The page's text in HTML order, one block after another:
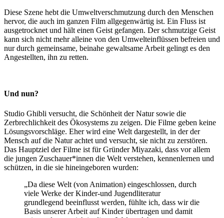
Diese Szene hebt die Umweltverschmutzung durch den Menschen
hervor, die auch im ganzen Film allgegenwärtig ist. Ein Fluss ist
ausgetrocknet und hält einen Geist gefangen. Der schmutzige Geist
kann sich nicht mehr alleine von den Umwelteinflüssen befreien und
nur durch gemeinsame, beinahe gewaltsame Arbeit gelingt es den
Angestellten, ihn zu retten.
Und nun?
Studio Ghibli versucht, die Schönheit der Natur sowie die
Zerbrechlichkeit des Ökosystems zu zeigen. Die Filme geben keine
Lösungsvorschläge. Eher wird eine Welt dargestellt, in der der
Mensch auf die Natur achtet und versucht, sie nicht zu zerstören.
Das Hauptziel der Filme ist für Gründer Miyazaki, dass vor allem
die jungen Zuschauer*innen die Welt verstehen, kennenlernen und
schützen, in die sie hineingeboren wurden:
„Da diese Welt (von Animation) eingeschlossen, durch
viele Werke der Kinder-und Jugendliteratur
grundlegend beeinflusst werden, fühlte ich, dass wir die
Basis unserer Arbeit auf Kinder übertragen und damit